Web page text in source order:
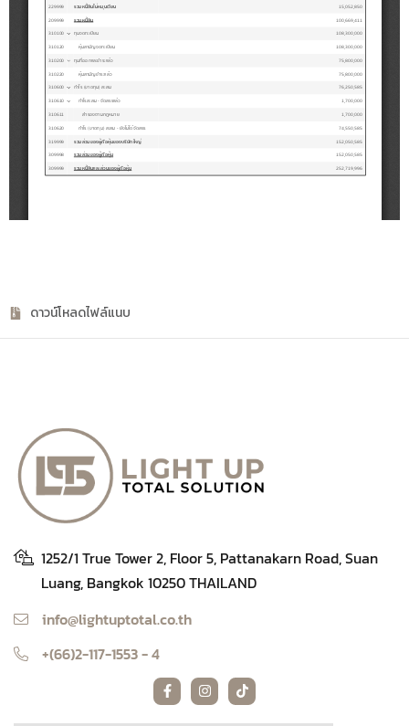
ดาวน์โหลดไฟล์แนบ
1252/1 True Tower 2, Floor 5, Pattanakarn Road, Suan
Luang, Bangkok 10250 THAILAND
info@lightuptotal.co.th
+(66)2-117-1553 - 4